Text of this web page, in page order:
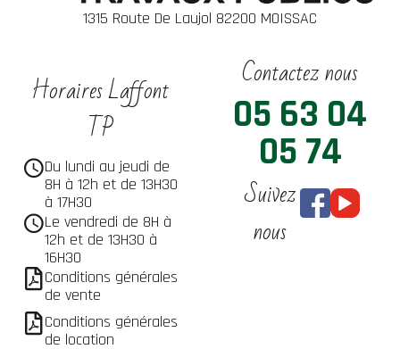
1315 Route De Laujol 82200 MOISSAC
Horaires Laffont
TP
Du lundi au jeudi de
8H à 12h et de 13H30
à 17H30
Le vendredi de 8H à
12h et de 13H30 à
16H30
Conditions générales
de vente
Conditions générales
de location
Contactez nous
05 63 04
05 74
Suivez
nous